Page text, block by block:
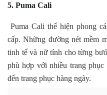
5. Puma Cali
Puma Cali thể hiện phong
cấp. Những đường nét mềm
tinh tế và nữ tính cho từng
phù hợp với nhiều trang
đến trang phục hàng ngày.